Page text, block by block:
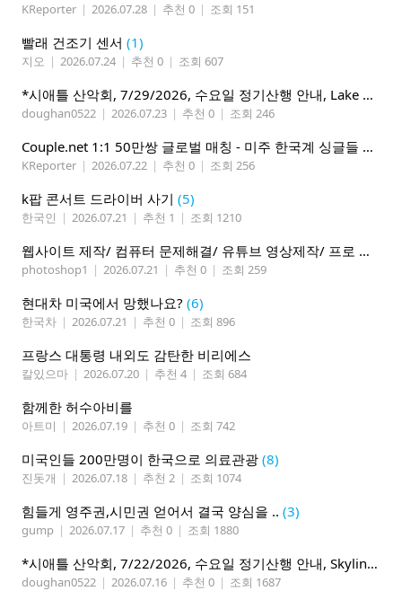
KReporter | 2026.07.28 | 추천 0 | 조회 151
빨래 건조기 센서 (1)
지오 | 2026.07.24 | 추천 0 | 조회 607
*시애틀 산악회, 7/29/2026, 수요일 정기산행 안내, Lake 22*
doughan0522 | 2026.07.23 | 추천 0 | 조회 246
Couple.net 1:1 50만쌍 글로벌 매칭 - 미주 한국계 싱글들 모이세요
KReporter | 2026.07.22 | 추천 0 | 조회 256
k팝 콘서트 드라이버 사기 (5)
한국인 | 2026.07.21 | 추천 1 | 조회 1210
웹사이트 제작/ 컴퓨터 문제해결/ 유튜브 영상제작/ 프로 사진촬영
photoshop1 | 2026.07.21 | 추천 0 | 조회 259
현대차 미국에서 망했나요? (6)
한국차 | 2026.07.21 | 추천 0 | 조회 896
프랑스 대통령 내외도 감탄한 비리에스
칼있으마 | 2026.07.20 | 추천 4 | 조회 684
함께한 허수아비를
아트미 | 2026.07.19 | 추천 0 | 조회 742
미국인들 200만명이 한국으로 의료관광 (8)
진돗개 | 2026.07.18 | 추천 2 | 조회 1074
힘들게 영주권,시민권 얻어서 결국 양심을 .. (3)
gump | 2026.07.17 | 추천 0 | 조회 1880
*시애틀 산악회, 7/22/2026, 수요일 정기산행 안내, Skyline Trail Loop(Mt. Rainier)*
doughan0522 | 2026.07.16 | 추천 0 | 조회 1687